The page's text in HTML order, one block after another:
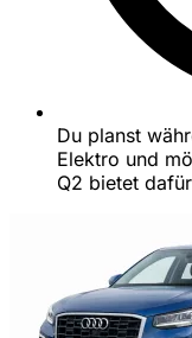
Du planst
Elektro und
Q2 bietet